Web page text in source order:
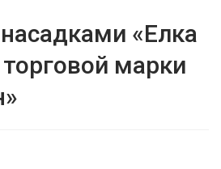
«Елка
марки